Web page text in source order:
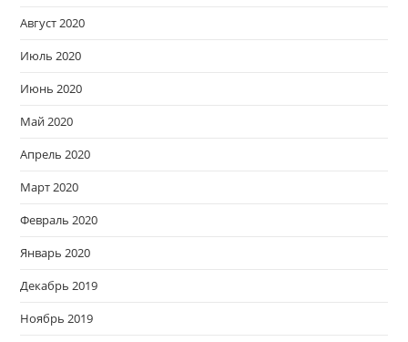
Август 2020
Июль 2020
Июнь 2020
Май 2020
Апрель 2020
Март 2020
Февраль 2020
Январь 2020
Декабрь 2019
Ноябрь 2019